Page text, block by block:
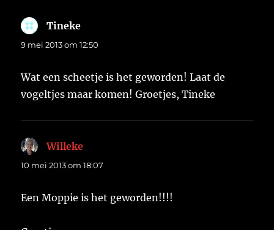
Tineke
9 mei 2013 om 12:50
Wat een scheetje is het geworden! Laat de
vogeltjes maar komen! Groetjes, Tineke
Willeke
10 mei 2013 om 18:07
Een Moppie is het geworden!!!!